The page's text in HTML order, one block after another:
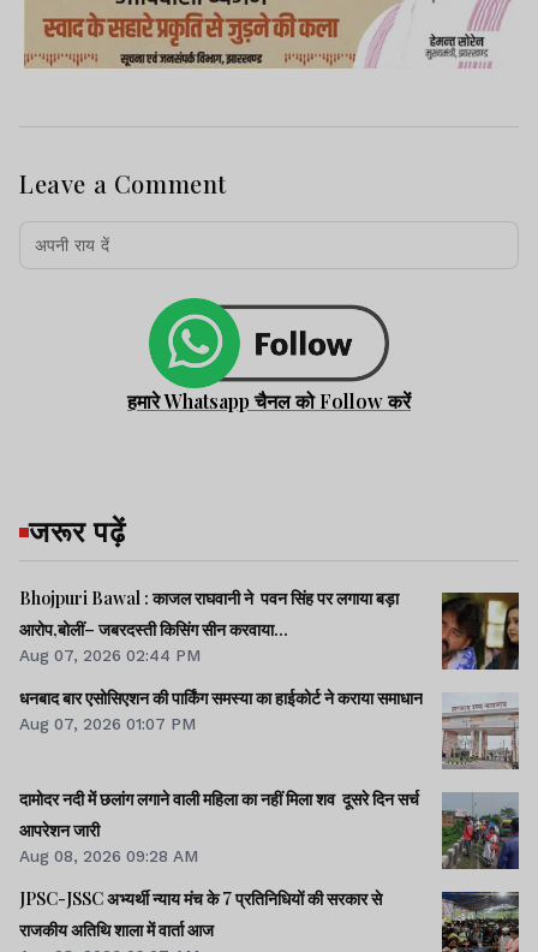
Leave a Comment
हमारे Whatsapp चैनल को Follow करें
जरूर पढ़ें
Bhojpuri Bawal : काजल राघवानी ने पवन सिंह पर लगाया बड़ा
आरोप,बोलीं– जबरदस्ती किसिंग सीन करवाया...
Aug 07, 2026 02:44 PM
धनबाद बार एसोसिएशन की पार्किंग समस्या का हाईकोर्ट ने कराया समाधान
Aug 07, 2026 01:07 PM
दामोदर नदी में छलांग लगाने वाली महिला का नहीं मिला शव दूसरे दिन सर्च
आपरेशन जारी
Aug 08, 2026 09:28 AM
JPSC-JSSC अभ्यर्थी न्याय मंच के 7 प्रतिनिधियों की सरकार से
राजकीय अतिथि शाला में वार्ता आज